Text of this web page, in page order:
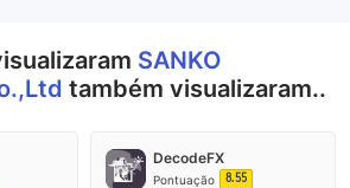
SANKO
também visualizaram..
DecodeFX
Pontuação 8.55